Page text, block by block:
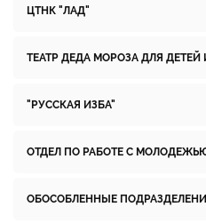
ЦТНК "ЛАД"
ТЕАТР ДЕДА МОРОЗА ДЛЯ
"РУССКАЯ ИЗБА"
ОТДЕЛ ПО РАБОТЕ С
ОБОСОБЛЕННЫЕ